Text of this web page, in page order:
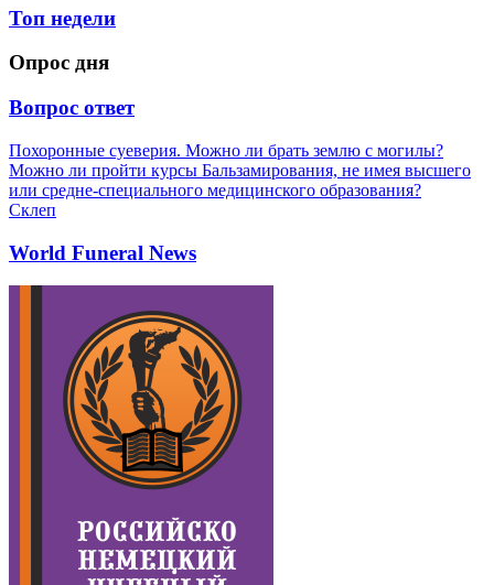
Топ недели
Опрос дня
Вопрос ответ
Похоронные суеверия. Можно ли брать землю с могилы?
Можно ли пройти курсы Бальзамирования, не имея высшего
или средне-специального медицинского образования?
Склеп
World Funeral News